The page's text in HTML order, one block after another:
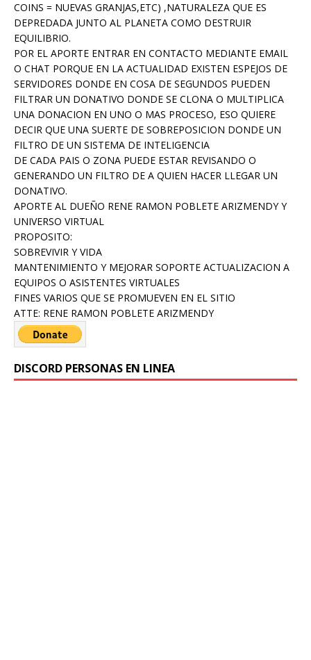
COINS = NUEVAS GRANJAS,ETC) ,NATURALEZA QUE ES
DEPREDADA JUNTO AL PLANETA COMO DESTRUIR
EQUILIBRIO.
POR EL APORTE ENTRAR EN CONTACTO MEDIANTE EMAIL
O CHAT PORQUE EN LA ACTUALIDAD EXISTEN ESPEJOS DE
SERVIDORES DONDE EN COSA DE SEGUNDOS PUEDEN
FILTRAR UN DONATIVO DONDE SE CLONA O MULTIPLICA
UNA DONACION EN UNO O MAS PROCESO, ESO QUIERE
DECIR QUE UNA SUERTE DE SOBREPOSICION DONDE UN
FILTRO DE UN SISTEMA DE INTELIGENCIA
DE CADA PAIS O ZONA PUEDE ESTAR REVISANDO O
GENERANDO UN FILTRO DE A QUIEN HACER LLEGAR UN
DONATIVO.
APORTE AL DUEÑO RENE RAMON POBLETE ARIZMENDY Y
UNIVERSO VIRTUAL
PROPOSITO:
SOBREVIVIR Y VIDA
MANTENIMIENTO Y MEJORAR SOPORTE ACTUALIZACION A
EQUIPOS O ASISTENTES VIRTUALES
FINES VARIOS QUE SE PROMUEVEN EN EL SITIO
ATTE: RENE RAMON POBLETE ARIZMENDY
DISCORD PERSONAS EN LINEA